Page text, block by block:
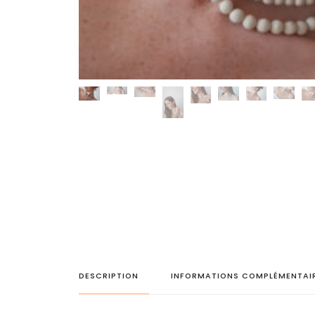
DESCRIPTION INFORMATIONS